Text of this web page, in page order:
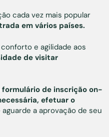
cada vez mais popular
em vários países.
e agilidade aos
de visitar
formulário de inscrição on-
efetuar o
aguarde a aprovação de seu